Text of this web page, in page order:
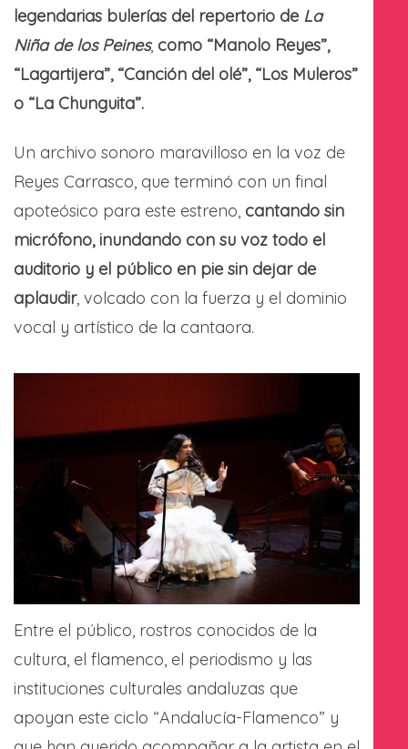
legendarias bulerías del repertorio de La
Niña de los Peines, como “Manolo Reyes”,
“Lagartijera”, “Canción del olé”, “Los Muleros”
o “La Chunguita”.
Un archivo sonoro maravilloso en la voz de
Reyes Carrasco, que terminó con un final
apoteósico para este estreno, cantando sin
micrófono, inundando con su voz todo el
auditorio y el público en pie sin dejar de
aplaudir, volcado con la fuerza y el dominio
vocal y artístico de la cantaora.
Entre el público, rostros conocidos de la
cultura, el flamenco, el periodismo y las
instituciones culturales andaluzas que
apoyan este ciclo “Andalucía-Flamenco” y